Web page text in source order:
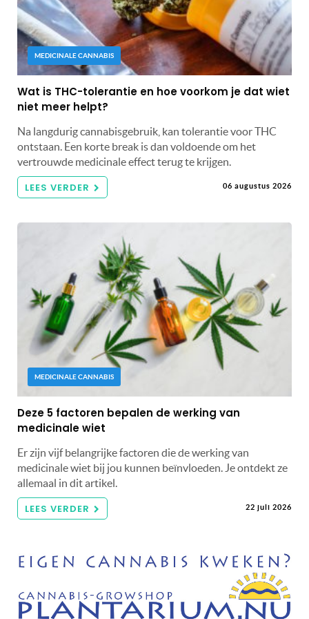
MEDICINALE CANNABIS
Wat is THC-tolerantie en hoe voorkom je dat wiet
niet meer helpt?
Na langdurig cannabisgebruik, kan tolerantie voor THC
ontstaan. Een korte break is dan voldoende om het
vertrouwde medicinale effect terug te krijgen.
LEES VERDER 06 augustus 2026
MEDICINALE CANNABIS
Deze 5 factoren bepalen de werking van
medicinale wiet
Er zijn vijf belangrijke factoren die de werking van
medicinale wiet bij jou kunnen beïnvloeden. Je ontdekt ze
allemaal in dit artikel.
LEES VERDER 22 juli 2026